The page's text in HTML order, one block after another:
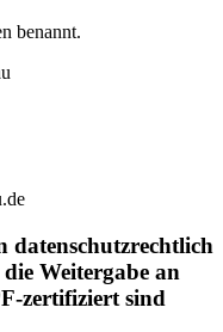
benannt.
datenschutzrechtlich
Weitergabe an
zertifiziert sind